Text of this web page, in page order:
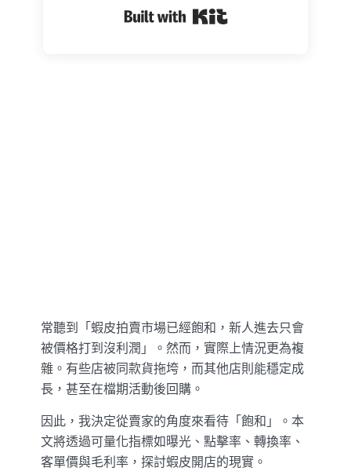
常聽到「蝦皮拍賣市場已經飽和，新人進去只會
被價格打到沒利潤」。然而，實際上情況更為複
雜。有些店被同款貨拖垮，而其他店則能穩定成
長，甚至在檔期活動後回購。
因此，我決定從賣家的角度來看待「飽和」。本
文將透過可量化指標如曝光、點擊率、轉換率、
客單價與毛利率，探討蝦皮開店的現實。